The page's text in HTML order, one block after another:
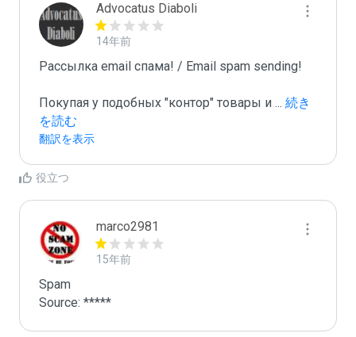
Advocatus Diaboli
14年前
Рассылка email спама! / Email spam sending!
Покупая у подобных "контор" товары и ... 続き
を読む
翻訳を表示
役立つ
marco2981
15年前
Spam
Source: *****